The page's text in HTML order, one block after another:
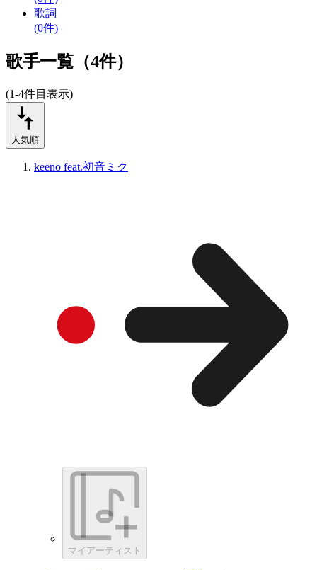
歌詞
(0件)
歌手一覧（4件）
(1-4件目表示)
人気順
keeno feat.初音ミク
マイアーティスト